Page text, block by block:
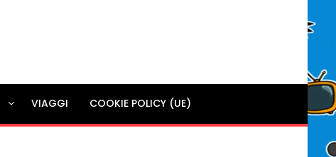
VIAGGI COOKIE POLICY (UE)